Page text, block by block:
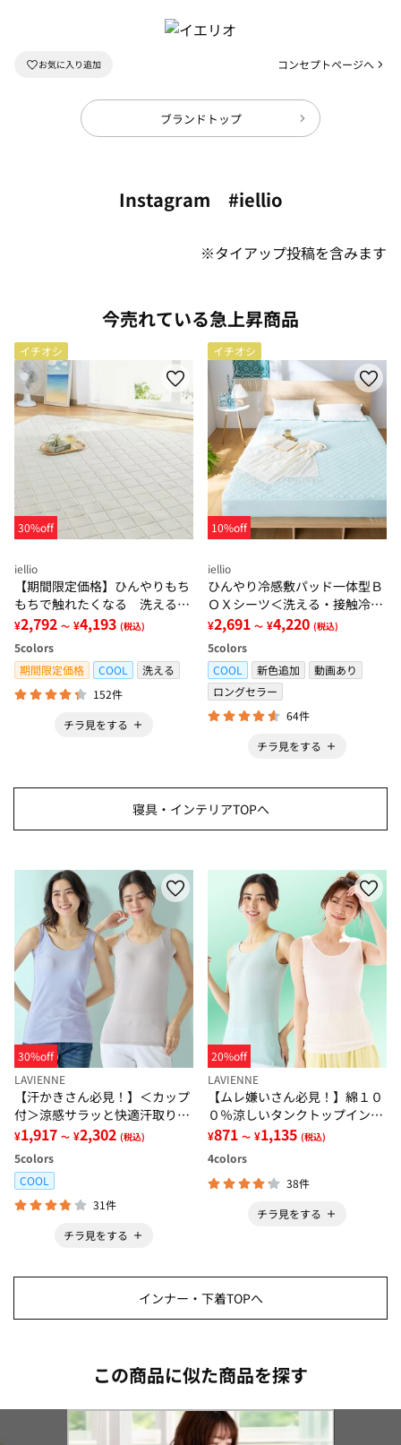
コンセプトページへ
ブランドトップ
Instagram #iellio
※タイアップ投稿を含みます
今売れている急上昇商品
イチオシ
30%off
iellio
【期間限定価格】ひんやりもち
もちで触れたくなる 洗えるラ
グ＜低反発・滑りにくい・接触
冷感・防ダニ・カーペット＞
¥2,792 ～ ¥4,193 (税込)
5colors
期間限定価格
COOL
洗える
152件
チラ見をする
イチオシ
10%off
iellio
ひんやり冷感敷パッド一体型Ｂ
ＯＸシーツ＜洗える・接触冷
感・抗菌防臭・時短・家事楽・
ボックスシーツ・寝苦しさ対策
＞
¥2,691 ～ ¥4,220 (税込)
5colors
COOL
新色追加
動画あり
ロングセラー
64件
チラ見をする
寝具・インテリアTOPへ
30%off
LAVIENNE
【汗かきさん必見！】＜カップ
付＞涼感サラッと快適汗取りタ
ンクトップインナー＜さらりラ
ボ＞
¥1,917 ～ ¥2,302 (税込)
5colors
COOL
31件
チラ見をする
20%off
LAVIENNE
【ムレ嫌いさん必見！】綿１０
０％涼しいタンクトップインナ
ー＜さらりラボ＞
¥871 ～ ¥1,135 (税込)
4colors
38件
チラ見をする
インナー・下着TOPへ
この商品に似た商品を探す